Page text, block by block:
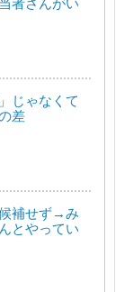
じゃなくて
差
補せず→み
とやってい